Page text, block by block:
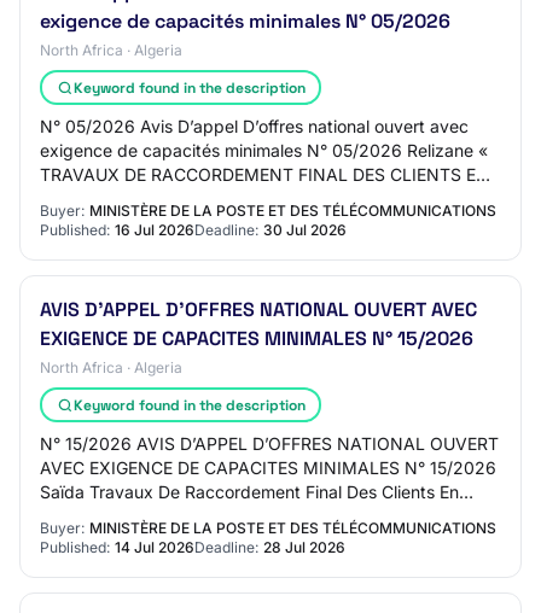
exigence de capacités minimales N° 05/2026
North Africa · Algeria
Keyword found in the description
N° 05/2026 Avis D’appel D’offres national ouvert avec
exigence de capacités minimales N° 05/2026 Relizane «
TRAVAUX DE RACCORDEMENT FINAL DES CLIENTS EN
FIBRE OPTIQUE» « TRAVAUX DE RACCORDEMENT
FINAL…
Buyer: MINISTÈRE DE LA POSTE ET DES TÉLÉCOMMUNICATIONS
Published: 16 Jul 2026Deadline: 30 Jul 2026
AVIS D’APPEL D’OFFRES NATIONAL OUVERT AVEC
EXIGENCE DE CAPACITES MINIMALES N° 15/2026
North Africa · Algeria
Keyword found in the description
N° 15/2026 AVIS D’APPEL D’OFFRES NATIONAL OUVERT
AVEC EXIGENCE DE CAPACITES MINIMALES N° 15/2026
Saïda Travaux De Raccordement Final Des Clients En
Fibre Optique» « Travaux De Raccordement Final Des…
Buyer: MINISTÈRE DE LA POSTE ET DES TÉLÉCOMMUNICATIONS
Published: 14 Jul 2026Deadline: 28 Jul 2026